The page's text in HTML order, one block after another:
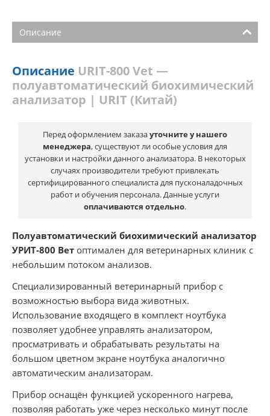
Описание
Описание URIT-800 Vet —
полуавтоматический биохимический
анализатор | URIT (Китай)
Перед оформлением заказауточните у нашего
менеджера, существуют ли особые условия для
установки и настройки данного анализатора. В некоторых
случаях производители требуют привлекать
сертифицированного специалиста для пусконаладочных
работ и обучения персонала. Данные услуги
оплачиваются отдельно.
Полуавтоматический биохимический анализатор
УРИТ-800 Вет оптимален для ветеринарных клиник с
небольшим потоком анализов.
Специализированный ветеринарный прибор с
возможностью выбора вида животных.
Использование входящего в комплект ноутбука
позволяет удобнее управлять анализатором,
просматривать и обрабатывать результаты на
большом цветном экране ноутбука аналогично
автоматическим анализаторам.
Прибор оснащён функцией ускоренного нагрева,
позволяя работать уже через несколько минут после